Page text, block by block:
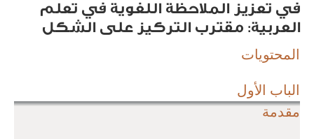
في تعزيز الملاحظة اللغوية في تعلم
العربية: مقترب التركيز على الشكل
المحتويات
الباب الأول
مقدمة